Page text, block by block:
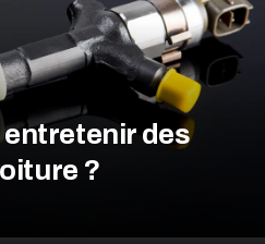
des
?